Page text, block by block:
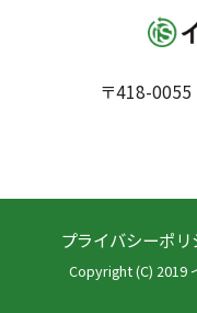
〒418-
プライバシーポリ
Copyright (C) 2019